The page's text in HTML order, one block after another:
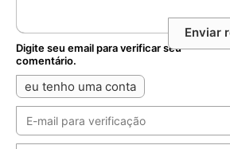
Enviar
Digite seu email para verificar seu
comentário.
eu tenho uma conta